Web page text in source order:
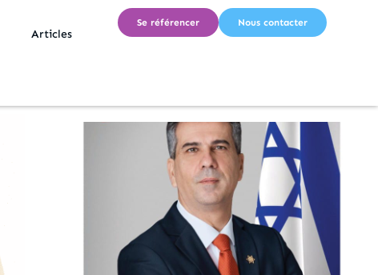
Articles
Se référencer Nous contacter